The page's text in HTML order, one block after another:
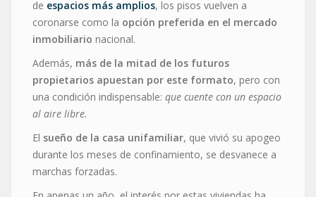
de espacios más amplios, los pisos vuelven a
coronarse como la opción preferida en el mercado
inmobiliario nacional.
Además, más de la mitad de los futuros
propietarios apuestan por este formato, pero con
una condición indispensable: que cuente con un espacio
al aire libre.
El sueño de la casa unifamiliar, que vivió su apogeo
durante los meses de confinamiento, se desvanece a
marchas forzadas.